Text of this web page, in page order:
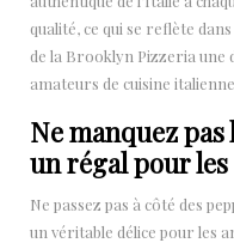
qualité, ce qui se reflète
de la Brooklyn Pizzeria
amateurs de cuisine
Ne manquez
un régal pour
Ne passez pas à côté des
un véritable délice pour les